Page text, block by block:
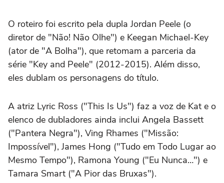
O roteiro foi escrito pela dupla Jordan Peele (o
diretor de "Não! Não Olhe") e Keegan Michael-Key
(ator de "A Bolha"), que retomam a parceria da
série "Key and Peele" (2012-2015). Além disso,
eles dublam os personagens do título.
A atriz Lyric Ross ("This Is Us") faz a voz de Kat e o
elenco de dubladores ainda inclui Angela Bassett
("Pantera Negra"), Ving Rhames ("Missão:
Impossível"), James Hong ("Tudo em Todo Lugar ao
Mesmo Tempo"), Ramona Young ("Eu Nunca…") e
Tamara Smart ("A Pior das Bruxas").